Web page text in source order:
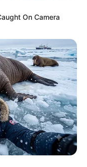
On Camera